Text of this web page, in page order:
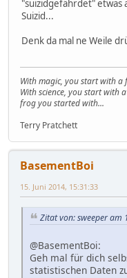
"suizidgefährdet" etwas
Suizid...
Denk da mal ne Weile
With magic, you start with
With science, you start with
frog you started with...
Terry Pratchett
BasementBoi
15. Juni 2014, 15:31:33
Zitat von: sweeper am
@BasementBoi:
Geh mal für dich
statistischen Daten